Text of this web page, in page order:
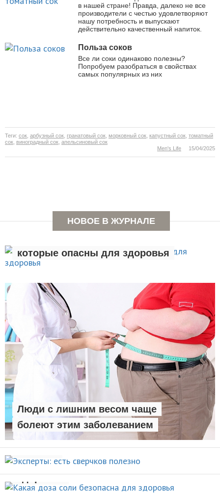
в нашей стране! Правда, далеко не все
производители с честью удовлетворяют
нашу потребность и выпускают
действительно качественный напиток.
Польза соков
Все ли соки одинаково полезны?
Попробуем разобраться в свойствах
самых популярных из них
Теги: сок арбузный сок гранатовый сок морковный сок капустный сок томатный
сок виноградный сок апельсиновый сок
15/04/2025
Men's Life
НОВОЕ В ЖУРНАЛЕ
которые опасны для здоровья
Люди с лишним весом чаще
болеют этим заболеванием
НОВОСТИ
Эксперты: есть сверчков
полезно
НОВОСТИ
Какая доза соли безопасна для
здоровья
Какие части тела мужчине стоит